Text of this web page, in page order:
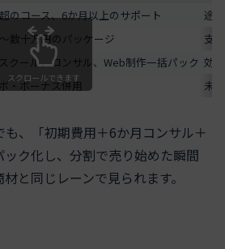
のコース、6か月以上のサポート
途
数十万円のパッケージ
支
クール、コンサル、Web制作一括パック 効
・ボーナス併用 未
スクロールできます
、「初期費用＋6か月コンサル＋
ク化し、分割で売り始めた瞬間
と同じレーンで見られます。